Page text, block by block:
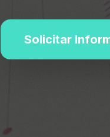
Solicitar